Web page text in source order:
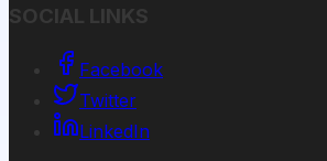
SOCIAL LINKS
Facebook
Twitter
LinkedIn